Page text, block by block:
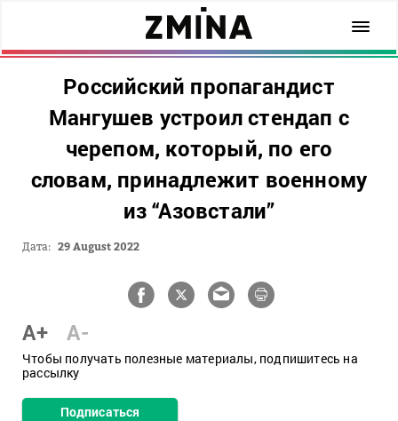
Российский пропагандист
Мангушев устроил стендап с
черепом, который, по его
словам, принадлежит военному
из “Азовстали”
Дата: 29 August 2022
A+ A-
Чтобы получать полезные материалы, подпишитесь на
рассылку
Подписаться